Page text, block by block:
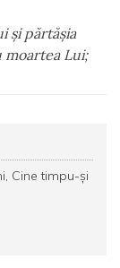
şi părtăşia
moartea Lui;
Cine timpu-și